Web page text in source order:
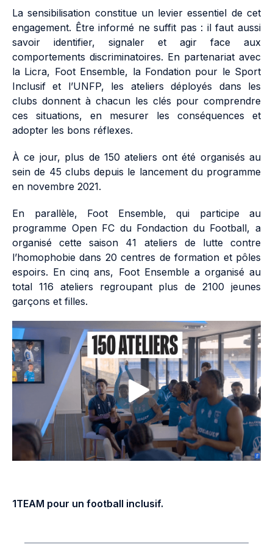
La sensibilisation constitue un levier essentiel de cet
engagement. Être informé ne suffit pas : il faut aussi
savoir identifier, signaler et agir face aux
comportements discriminatoires. En partenariat avec
la Licra, Foot Ensemble, la Fondation pour le Sport
Inclusif et l’UNFP, les ateliers déployés dans les
clubs donnent à chacun les clés pour comprendre
ces situations, en mesurer les conséquences et
adopter les bons réflexes.
À ce jour, plus de 150 ateliers ont été organisés au
sein de 45 clubs depuis le lancement du programme
en novembre 2021.
En parallèle, Foot Ensemble, qui participe au
programme Open FC du Fondaction du Football, a
organisé cette saison 41 ateliers de lutte contre
l’homophobie dans 20 centres de formation et pôles
espoirs. En cinq ans, Foot Ensemble a organisé au
total 116 ateliers regroupant plus de 2100 jeunes
garçons et filles.
1TEAM pour un football inclusif.